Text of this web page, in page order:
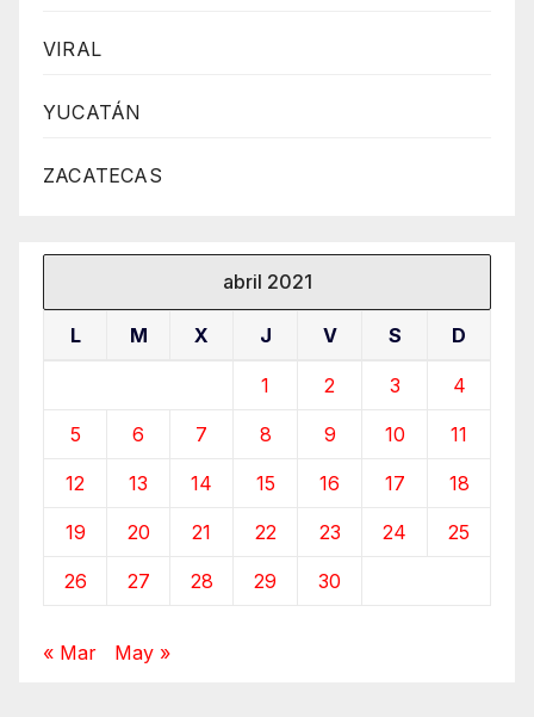
VIRAL
YUCATÁN
ZACATECAS
abril 2021
L M X J V S D
1 2 3 4
5 6 7 8 9 10 11
12 13 14 15 16 17 18
19 20 21 22 23 24 25
26 27 28 29 30
« Mar May »